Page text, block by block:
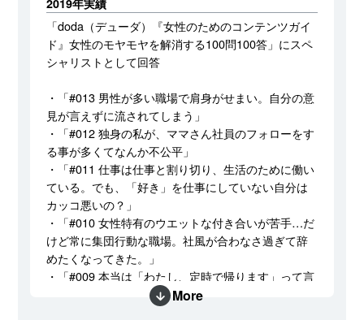
「doda（デューダ）『女性のためのコンテンツガイ
ド』女性のモヤモヤを解消する100問100答」にスペ
シャリストとして回答
・「#013 男性が多い職場で肩身がせまい。自分の意
見が言えずに流されてしまう」
・「#012 独身の私が、ママさん社員のフォローをす
る事が多くてなんか不公平」
・「#011 仕事は仕事と割り切り、生活のために働い
ている。でも、「好き」を仕事にしていない自分は
カッコ悪いの？」
・「#010 女性特有のウエットな付き合いが苦手…だ
けど常に集団行動な職場。社風が合わなさ過ぎて辞
めたくなってきた。」
・「#009 本当は「わたし、定時で帰ります」って言
ってみたい！ ＃わた定」
・「#008 SNSで見かける公私ともに充実した友人た
More